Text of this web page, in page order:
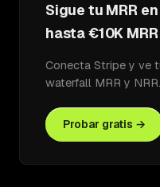
Sigue tu MRR
hasta €10K MRR
Conecta Stripe y ve
waterfall MRR y
Probar gratis →